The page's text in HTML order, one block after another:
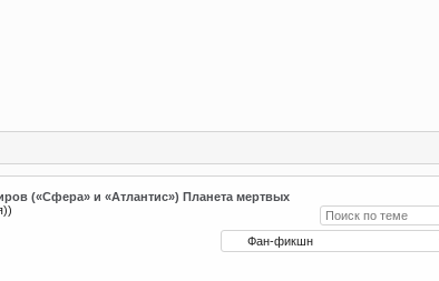
(«Сфера» и «Атлантис») Планета мертвых